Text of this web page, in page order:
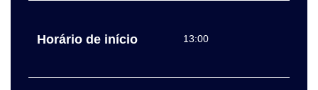
Horário de início 13:00